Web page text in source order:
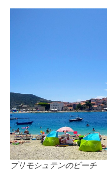
プリモシュテンのビーチ